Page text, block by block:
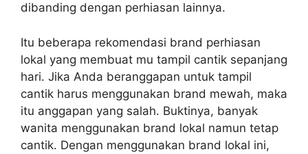
dibanding dengan perhiasan lainnya.
Itu beberapa rekomendasi brand perhiasan
lokal yang membuat mu tampil cantik sepanjang
hari. Jika Anda beranggapan untuk tampil
cantik harus menggunakan brand mewah, maka
itu anggapan yang salah. Buktinya, banyak
wanita menggunakan brand lokal namun tetap
cantik. Dengan menggunakan brand lokal ini,